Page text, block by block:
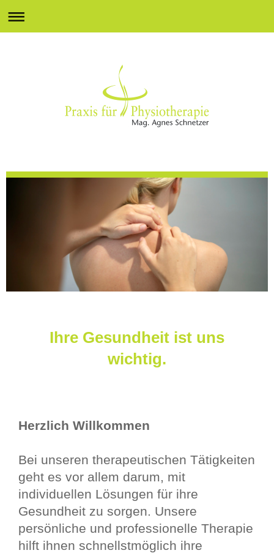
Ihre Gesundheit ist uns
wichtig.
Herzlich Willkommen
Bei unseren therapeutischen Tätigkeiten
geht es vor allem darum, mit
individuellen Lösungen für ihre
Gesundheit zu sorgen. Unsere
persönliche und professionelle Therapie
hilft ihnen schnellstmöglich ihre